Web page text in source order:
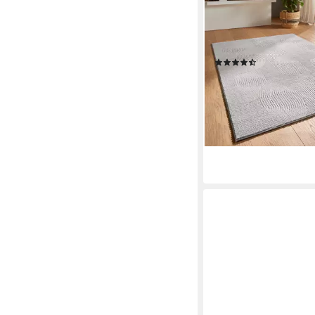
Wellen, rechteckig,
Felloptik hoch-tief
Welle grau 50x80
(160)
ab 13,79 € UVP28,99 €
-52%
lieferbar - in 2-3
+1